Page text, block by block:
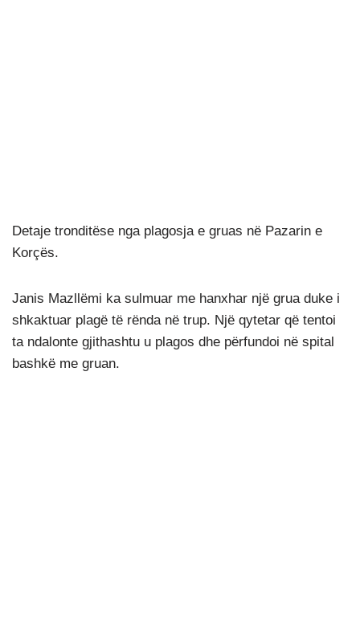
Detaje tronditëse nga plagosja e gruas në Pazarin e
Korçës.
Janis Mazllëmi ka sulmuar me hanxhar një grua duke i
shkaktuar plagë të rënda në trup. Një qytetar që tentoi
ta ndalonte gjithashtu u plagos dhe përfundoi në spital
bashkë me gruan.